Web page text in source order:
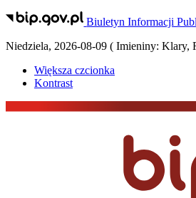
Biuletyn Informacji
Niedziela, 2026-08-09 ( Imieniny: Klary,
Większa czcionka
Kontrast